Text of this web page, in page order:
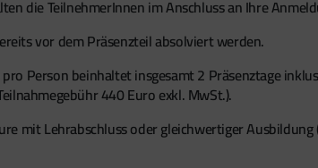
die TeilnehmerInnen im Anschluss an Ihre
vor dem Präsenzteil absolviert werden.
Person beinhaltet insgesamt 2 Präsenztage
440 Euro exkl. MwSt.).
mit Lehrabschluss oder gleichwertiger